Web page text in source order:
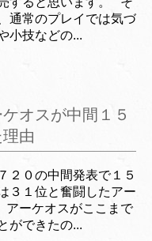
通常のプレイでは気づ
小技などの...
オスが中間１５
由
２０の中間発表で１５
３１位と奮闘したアー
ーケオスがここまで
ができたの...